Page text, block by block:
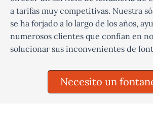
a tarifas muy competitivas. Nuestra
se ha forjado a lo largo de los años,
numerosos clientes que confían en
solucionar sus inconvenientes de
Necesito un